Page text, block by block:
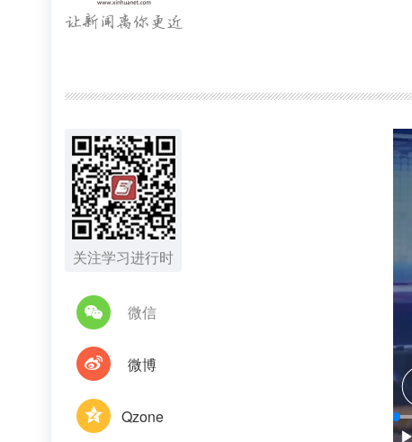
关注学习进行时
微信
微博
Qzone